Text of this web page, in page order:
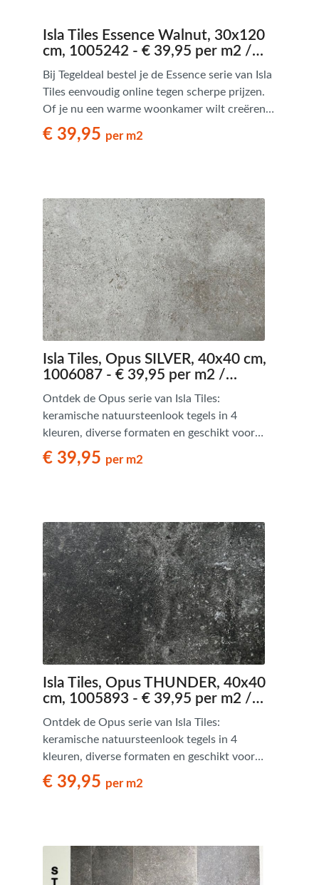
Isla Tiles Essence Walnut, 30x120
cm, 1005242 - € 39,95 per m2 /
Palletdeal op aanvraag
Bij Tegeldeal bestel je de Essence serie van Isla
Tiles eenvoudig online tegen scherpe prijzen.
Of je nu een warme woonkamer wilt creëren
of een onderhoudsvriendelijke badkamer met
houtuitstraling zoekt – Essence biedt een
€ 39,95 per m2
Isla Tiles, Opus SILVER, 40x40 cm,
1006087 - € 39,95 per m2 /
Palletdeal op aanvraag
Ontdek de Opus serie van Isla Tiles:
keramische natuursteenlook tegels in 4
kleuren, diverse formaten en geschikt voor
Romaans verband. Tijdloos en stijlvol.
€ 39,95 per m2
Isla Tiles, Opus THUNDER, 40x40
cm, 1005893 - € 39,95 per m2 /
Palletdeal op aanvraag
Ontdek de Opus serie van Isla Tiles:
keramische natuursteenlook tegels in 4
kleuren, diverse formaten en geschikt voor
Romaans verband. Tijdloos en stijlvol.
€ 39,95 per m2